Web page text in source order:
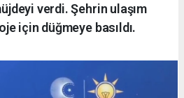
verdi. Şehrin ulaşım
için düğmeye basıldı.